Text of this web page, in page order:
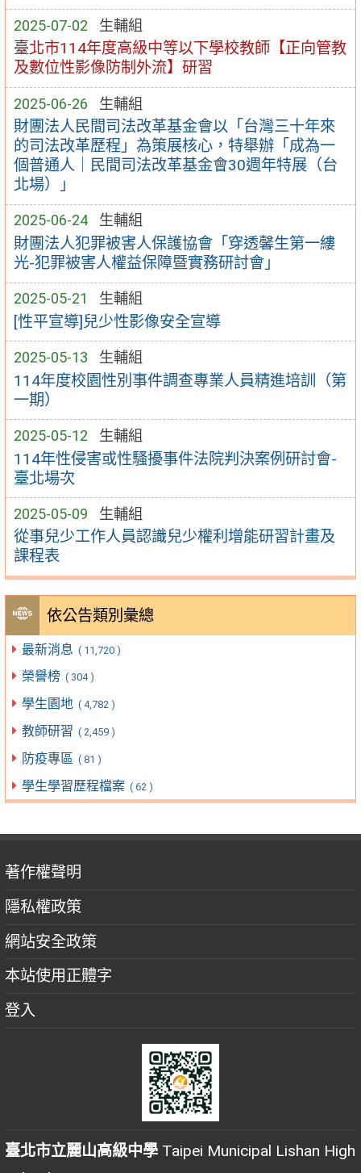
2025-07-02 生輔組
臺北市114年度高級中等以下學校教師【正向管教
及數位性影像防制外流】研習
2025-06-26 生輔組
財團法人民間司法改革基金會以「台灣三十年來
的司法改革歷程」為策展核心，特舉辦「成為一
個普通人｜民間司法改革基金會30週年特展（台
北場）」
2025-06-24 生輔組
財團法人犯罪被害人保護協會「穿透馨生第一縷
光-犯罪被害人權益保障暨實務研討會」
2025-05-21 生輔組
[性平宣導]兒少性影像安全宣導
2025-05-13 生輔組
114年度校園性別事件調查專業人員精進培訓（第
一期）
2025-05-12 生輔組
114年性侵害或性騷擾事件法院判決案例研討會-
臺北場次
2025-05-09 生輔組
從事兒少工作人員認識兒少權利增能研習計畫及
課程表
依公告類別彙總
最新消息 ( 11,720 )
榮譽榜 ( 304 )
學生園地 ( 4,782 )
教師研習 ( 2,459 )
防疫專區 ( 81 )
學生學習歷程檔案 ( 62 )
著作權聲明
隱私權政策
網站安全政策
本站使用正體字
登入
臺北市立麗山高級中學 Taipei Municipal Lishan High